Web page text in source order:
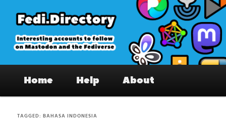
primary
content
secondary
content
Fedi.Directory – Interesting accounts
on Mastodon & the Fediverse
Home Help About
TAGGED:BAHASA INDONESIA